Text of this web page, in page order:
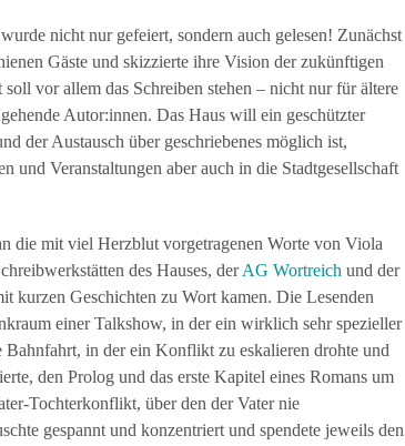
nicht nur gefeiert, sondern auch gelesen! Zunächst
Gäste und skizzierte ihre Vision der zukünftigen
vor allem das Schreiben stehen – nicht nur für ältere
Autor:innen. Das Haus will ein geschützter
der Austausch über geschriebenes möglich ist,
und Veranstaltungen aber auch in die Stadtgesellschaft
die mit viel Herzblut vorgetragenen Worte von Viola
des Hauses, derAG Wortreich und der
kurzen Geschichten zu Wort kamen. Die Lesenden
einer Talkshow, in der ein wirklich sehr spezieller
in der ein Konflikt zu eskalieren drohte und
den Prolog und das erste Kapitel eines Romans um
Tochterkonflikt, über den der Vater nie
gespannt und konzentriert und spendete jeweils den